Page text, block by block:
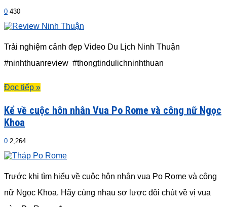
0 430
Trải nghiệm cảnh đẹp Video Du Lịch Ninh Thuận
#ninhthuanreview #thongtindulichninhthuan
Đọc tiếp »
Kể về cuộc hôn nhân Vua Po Rome và công nữ Ngọc
Khoa
0 2,264
Trước khi tìm hiểu về cuộc hôn nhân vua Po Rome và công
nữ Ngọc Khoa. Hãy cùng nhau sơ lược đôi chút về vị vua